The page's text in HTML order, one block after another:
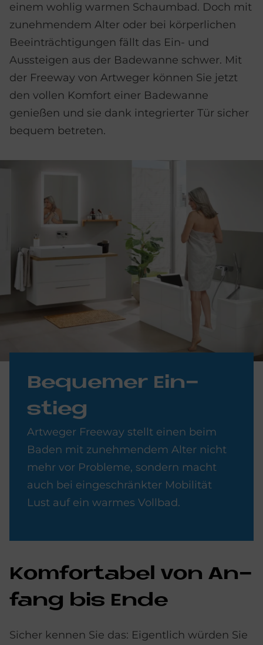
einem wohlig warmen Schaumbad. Doch mit
zunehmendem Alter oder bei körperlichen
Beeinträchtigungen fällt das Ein- und
Aussteigen aus der Badewanne schwer. Mit
der Freeway von Artweger können Sie jetzt
den vollen Komfort einer Badewanne
genießen und sie dank integrierter Tür sicher
bequem betreten.
Be­que­mer Ein­
stieg
Artweger Freeway stellt einen beim
Baden mit zunehmendem Alter nicht
mehr vor Probleme, sondern macht
auch bei eingeschränkter Mobilität
Lust auf ein warmes Vollbad.
Kom­for­ta­bel von An­
fang bis Ende
Sicher kennen Sie das: Eigentlich würden Sie